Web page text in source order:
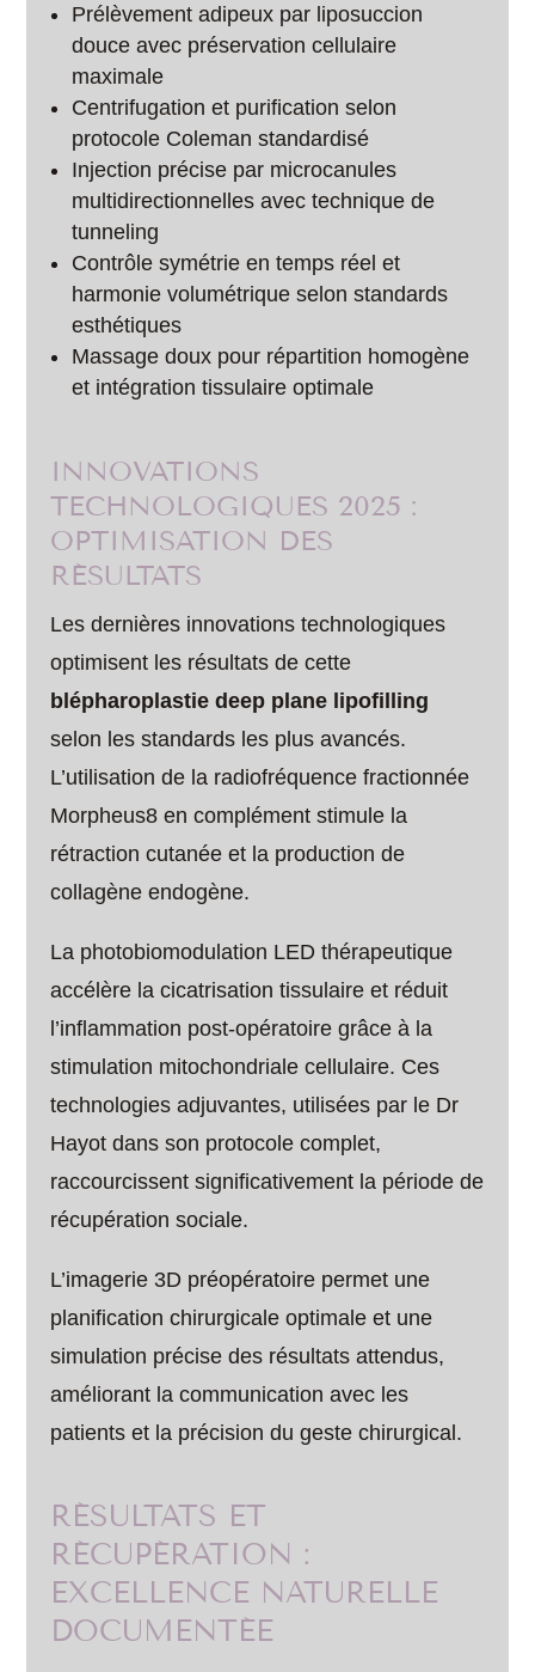
Prélèvement adipeux par liposuccion
douce avec préservation cellulaire
maximale
Centrifugation et purification selon
protocole Coleman standardisé
Injection précise par microcanules
multidirectionnelles avec technique de
tunneling
Contrôle symétrie en temps réel et
harmonie volumétrique selon standards
esthétiques
Massage doux pour répartition homogène
et intégration tissulaire optimale
INNOVATIONS
TECHNOLOGIQUES 2025 :
OPTIMISATION DES
RÉSULTATS
Les dernières innovations technologiques
optimisent les résultats de cette
blépharoplastie deep plane lipofilling
selon les standards les plus avancés.
L’utilisation de la radiofréquence fractionnée
Morpheus8 en complément stimule la
rétraction cutanée et la production de
collagène endogène.
La photobiomodulation LED thérapeutique
accélère la cicatrisation tissulaire et réduit
l’inflammation post-opératoire grâce à la
stimulation mitochondriale cellulaire. Ces
technologies adjuvantes, utilisées par le Dr
Hayot dans son protocole complet,
raccourcissent significativement la période de
récupération sociale.
L’imagerie 3D préopératoire permet une
planification chirurgicale optimale et une
simulation précise des résultats attendus,
améliorant la communication avec les
patients et la précision du geste chirurgical.
RÉSULTATS ET
RÉCUPÉRATION :
EXCELLENCE NATURELLE
DOCUMENTÉE